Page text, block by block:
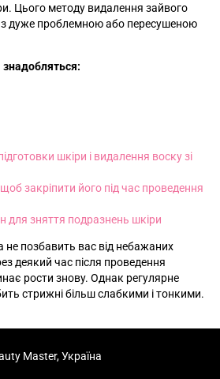
Цього методу видалення зайвого
дуже проблемною або пересушеною
шкіри і видалення воску зі
закріпити його під час проведення
зняття подразнень шкіри
не позбавить вас від небажаних
деякий час після проведення
рости знову. Однак регулярне
стрижні більш слабкими і тонкими.
Master, Україна